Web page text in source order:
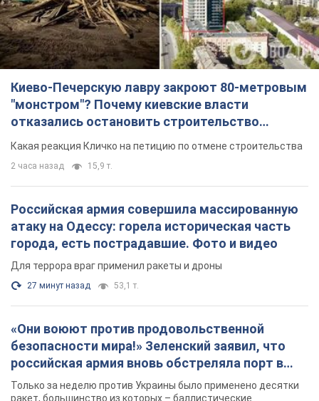
Киево-Печерскую лавру закроют 80-метровым
"монстром"? Почему киевские власти
отказались остановить строительство
небоскреба "московского верующего"
Какая реакция Кличко на петицию по отмене строительства
2 часа назад 15,9 т.
Российская армия совершила массированную
атаку на Одессу: горела историческая часть
города, есть пострадавшие. Фото и видео
Для террора враг применил ракеты и дроны
27 минут назад 53,1 т.
«Они воюют против продовольственной
безопасности мира!» Зеленский заявил, что
российская армия вновь обстреляла порт в
Одессе
Только за неделю против Украины было применено десятки
ракет, большинство из которых – баллистические